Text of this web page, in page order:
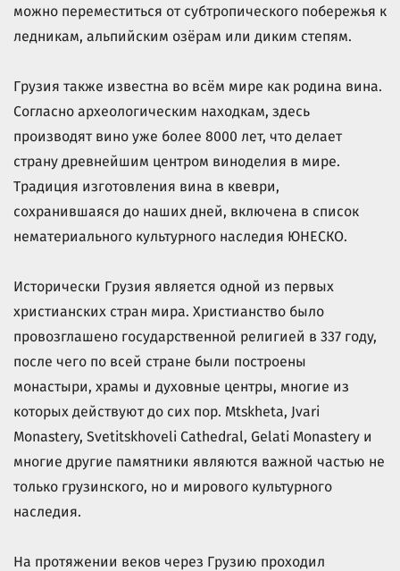
можно переместиться от субтропического побережья к
ледникам, альпийским озёрам или диким степям.
Грузия также известна во всём мире как родина вина.
Согласно археологическим находкам, здесь
производят вино уже более 8000 лет, что делает
страну древнейшим центром виноделия в мире.
Традиция изготовления вина в квеври,
сохранившаяся до наших дней, включена в список
нематериального культурного наследия ЮНЕСКО.
Исторически Грузия является одной из первых
христианских стран мира. Христианство было
провозглашено государственной религией в 337 году,
после чего по всей стране были построены
монастыри, храмы и духовные центры, многие из
которых действуют до сих пор. Mtskheta, Jvari
Monastery, Svetitskhoveli Cathedral, Gelati Monastery и
многие другие памятники являются важной частью не
только грузинского, но и мирового культурного
наследия.
На протяжении веков через Грузию проходил